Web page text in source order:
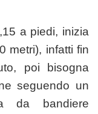
a piedi, inizia
metri), infatti fin
poi bisogna
seguendo un
da bandiere